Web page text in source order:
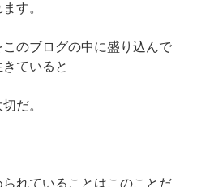
す。
のブログの中に盛り込んで
ていると
だ。
れていることはこのことだ